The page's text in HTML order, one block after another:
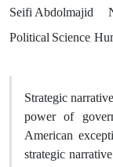
Seifi Abdolmajid
Political Science,
Strategic
power of
American
strategic